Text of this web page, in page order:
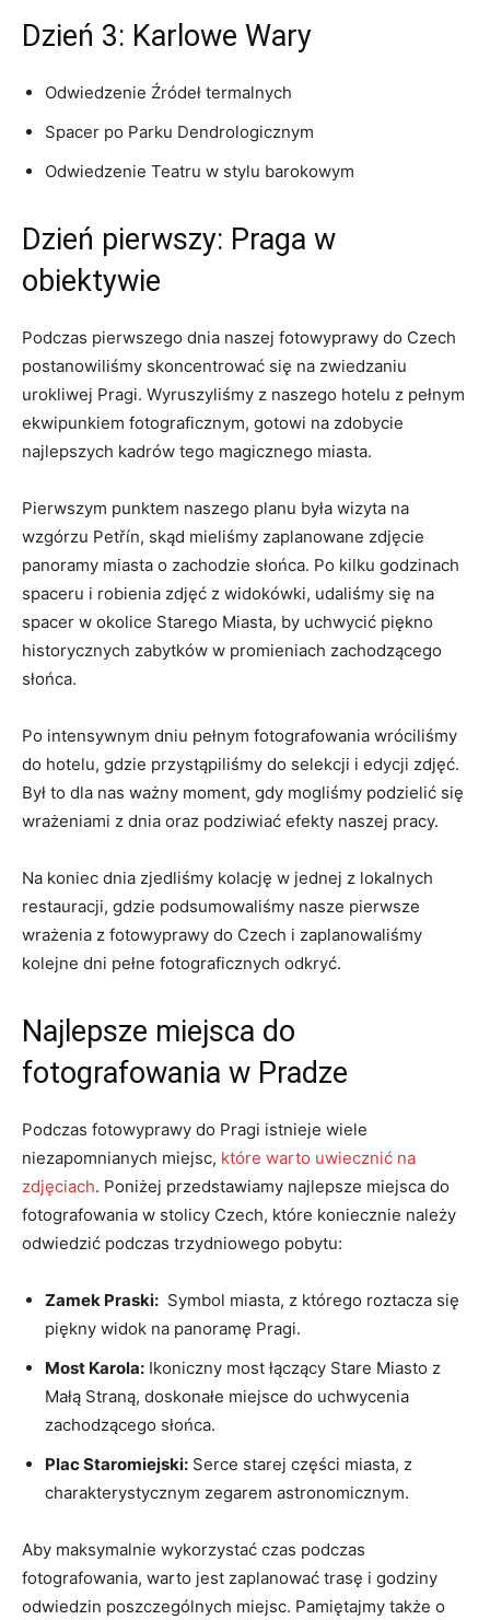
Dzień 3: Karlowe ‌Wary
Odwiedzenie Źródeł termalnych
Spacer po Parku Dendrologicznym
Odwiedzenie⁣ Teatru w stylu ⁤barokowym
Dzień pierwszy: ⁢Praga w⁣
obiektywie
Podczas pierwszego ⁤dnia naszej fotowyprawy do Czech
postanowiliśmy skoncentrować‍ się na ‌zwiedzaniu
⁢urokliwej Pragi. ⁤Wyruszyliśmy ​z naszego⁣ hotelu z pełnym
ekwipunkiem fotograficznym, gotowi na ⁢zdobycie
⁢najlepszych⁤ kadrów tego‍ magicznego miasta.
Pierwszym punktem naszego planu‍ była ​wizyta na
wzgórzu Petřín, skąd‍ mieliśmy zaplanowane ⁣zdjęcie ​
panoramy​ miasta o zachodzie słońca.‌ Po kilku⁢ godzinach​
spaceru i robienia zdjęć ​z widokówki, udaliśmy się ⁢na
spacer‍ w okolice ⁤Starego Miasta,⁣ by uchwycić piękno
historycznych ⁢zabytków w promieniach​ zachodzącego
słońca.
Po intensywnym dniu pełnym fotografowania wróciliśmy
do hotelu, gdzie przystąpiliśmy do‌ selekcji i ⁤edycji ⁤zdjęć.
⁢Był to dla nas ważny moment, ⁤gdy mogliśmy podzielić się​
wrażeniami z ⁤dnia oraz podziwiać efekty⁢ naszej pracy.
Na ​koniec⁤ dnia ​zjedliśmy kolację w jednej z lokalnych
restauracji, gdzie ⁢podsumowaliśmy nasze pierwsze
wrażenia ⁣z fotowyprawy ⁣do Czech i zaplanowaliśmy
kolejne dni pełne fotograficznych⁤ odkryć.
Najlepsze miejsca do
fotografowania ​w Pradze
Podczas fotowyprawy ⁢do Pragi ⁢istnieje wiele
⁤niezapomnianych⁤ miejsc, które warto uwiecznić na
zdjęciach. Poniżej‍ przedstawiamy najlepsze​ miejsca do
⁢fotografowania ​w⁢ stolicy Czech, ​które koniecznie należy
odwiedzić podczas trzydniowego pobytu:
Zamek Praski: ‍ Symbol miasta, z którego roztacza się
piękny widok na ⁢panoramę Pragi.
Most Karola: Ikoniczny most łączący ‍Stare Miasto z
Małą ​Straną, doskonałe⁣ miejsce do uchwycenia
zachodzącego słońca.
Plac‌ Staromiejski: Serce starej⁣ części ⁤miasta, ​z
charakterystycznym ⁢zegarem​ astronomicznym.
Aby ⁣maksymalnie wykorzystać czas podczas
fotografowania, warto jest zaplanować‌ trasę i godziny
odwiedzin poszczególnych miejsc. Pamiętajmy także o